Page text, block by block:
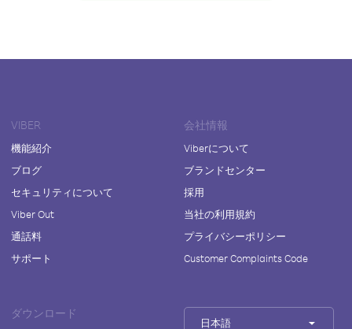
VIBER
機能紹介
ブログ
セキュリティについて
Viber Out
通話料
サポート
会社情報
Viberについて
ブランドセンター
採用
当社の利用規約
プライバシーポリシー
Customer Complaints Code
ダウンロード
日本語